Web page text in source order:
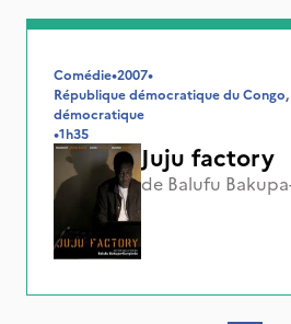
Comédie•2007•
République démocratique du
démocratique
•1h35
Juju factory
de Balufu